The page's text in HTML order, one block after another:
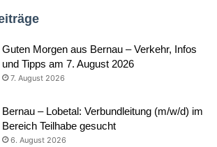
Guten Morgen aus Bernau – Verkehr, Infos
und Tipps am 7. August 2026
7. August 2026
Bernau – Lobetal: Verbundleitung (m/w/d) im
Bereich Teilhabe gesucht
6. August 2026